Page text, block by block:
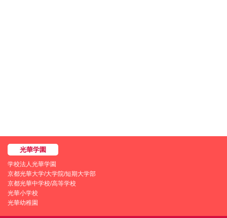
学校法人光華学園
京都光華大学/大学院/短期大学部
京都光華中学校/高等学校
光華小学校
光華幼稚園